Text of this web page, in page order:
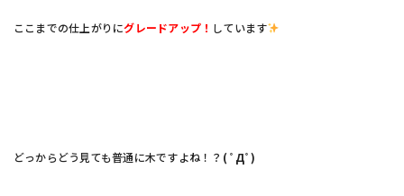
ここまでの仕上がりにグレードアップ！ しています
どっからどう見ても普通に木ですよね！？ ( ﾟДﾟ)